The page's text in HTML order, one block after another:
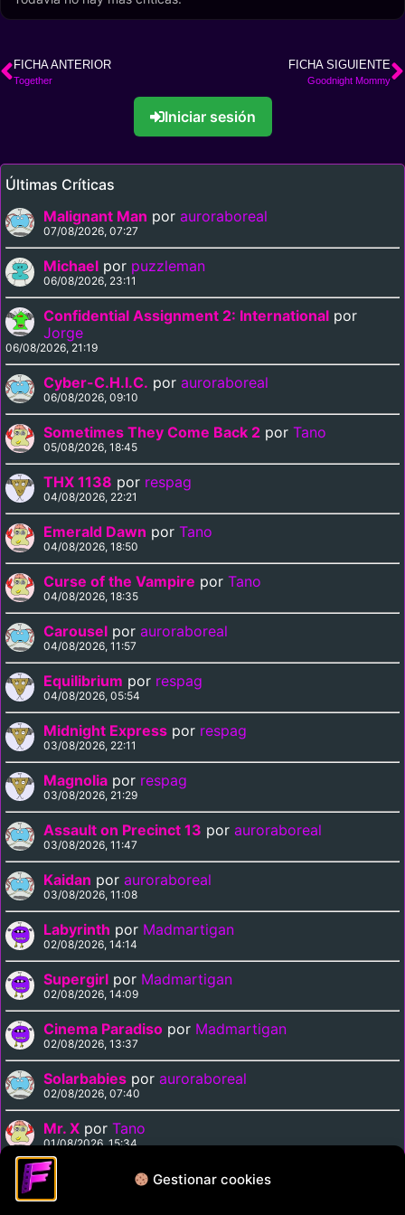
Gestionar cookies
FICHA ANTERIOR
Together
FICHA SIGUIENTE
Goodnight Mommy
Iniciar sesión
Últimas Críticas
Malignant Man por auroraboreal
07/08/2026, 07:27
Michael por puzzleman
06/08/2026, 23:11
Confidential Assignment 2: International por
Jorge
06/08/2026, 21:19
Cyber-C.H.I.C. por auroraboreal
06/08/2026, 09:10
Sometimes They Come Back 2 por Tano
05/08/2026, 18:45
THX 1138 por respag
04/08/2026, 22:21
Emerald Dawn por Tano
04/08/2026, 18:50
Curse of the Vampire por Tano
04/08/2026, 18:35
Carousel por auroraboreal
04/08/2026, 11:57
Equilibrium por respag
04/08/2026, 05:54
Midnight Express por respag
03/08/2026, 22:11
Magnolia por respag
03/08/2026, 21:29
Assault on Precinct 13 por auroraboreal
03/08/2026, 11:47
Kaidan por auroraboreal
03/08/2026, 11:08
Labyrinth por Madmartigan
02/08/2026, 14:14
Supergirl por Madmartigan
02/08/2026, 14:09
Cinema Paradiso por Madmartigan
02/08/2026, 13:37
Solarbabies por auroraboreal
02/08/2026, 07:40
Mr. X por Tano
01/08/2026, 15:34
Medusa Against the Son of Hercules